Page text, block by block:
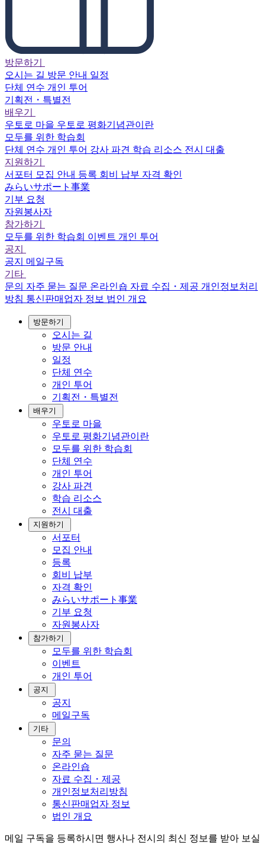
방문하기
오시는 길 방문 안내 일정
단체 연수 개인 투어
기획전・특별전
배우기
우토로 마을 우토로 평화기념관이란
모두를 위한 학습회
단체 연수 개인 투어 강사 파견 학습 리소스 전시 대출
지원하기
서포터 모집 안내 등록 회비 납부 자격 확인
みらいサポート事業
기부 요청
자원봉사자
참가하기
모두를 위한 학습회 이벤트 개인 투어
공지
공지 메일구독
기타
문의 자주 묻는 질문 온라인숍 자료 수집・제공 개인정보처리
방침 통신판매업자 정보 법인 개요
방문하기
오시는 길
방문 안내
일정
단체 연수
개인 투어
기획전・특별전
배우기
우토로 마을
우토로 평화기념관이란
모두를 위한 학습회
단체 연수
개인 투어
강사 파견
학습 리소스
전시 대출
지원하기
서포터
모집 안내
등록
회비 납부
자격 확인
みらいサポート事業
기부 요청
자원봉사자
참가하기
모두를 위한 학습회
이벤트
개인 투어
공지
공지
메일구독
기타
문의
자주 묻는 질문
온라인숍
자료 수집・제공
개인정보처리방침
통신판매업자 정보
법인 개요
메일 구독을 등록하시면 행사나 전시의 최신 정보를 받아 보실